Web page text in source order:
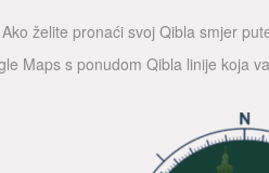
želite pronaći svoj Qibla smjer
Maps s ponudom Qibla linije koja